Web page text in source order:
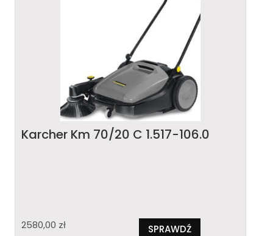
Karcher Km 70/20 C 1.517-106.0
2580,00 zł SPRAWDŹ